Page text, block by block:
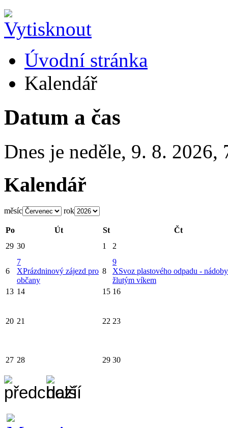
Úvodní stránka
Kalendář
Datum a čas
Dnes je neděle, 9. 8. 2026,
Kalendář
měsíc rok
Po Út St
Čt
29 30 1 2
6
7
XPrázdninový zájezd pro
občany
8
9
XSvoz plastového odpadu -
žlutým víkem
13 14 15 16
20 21 22 23
27 28 29 30